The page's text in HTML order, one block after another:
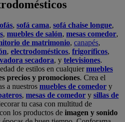
, sofá cama, sofá chaise longue,
, muebles de salón, mesas comedor,
de matrimonio, canapés,
, electrodomésticos, frigoríficos,
secadora, y televisiones.
de estilos en cualquiermuebles
precios y promociones. Crea el
a nuestros muebles de comedor y
, mesas de comedor y sillas de
tu casa con multitud de
los productos de imagen y sonido